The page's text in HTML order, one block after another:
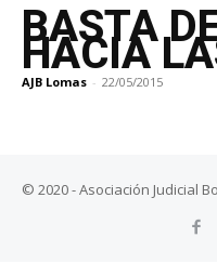
BASTA
HACIA
AJB Lomas - 22/05/2015
© 2020 - Asociación Judicial